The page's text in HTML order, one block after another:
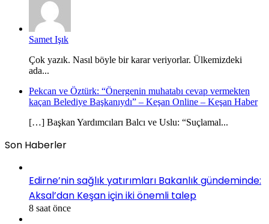
Samet Işık
Çok yazık. Nasıl böyle bir karar veriyorlar. Ülkemizdeki
ada...
Pekcan ve Öztürk: “Önergenin muhatabı cevap vermekten
kaçan Belediye Başkanıydı” – Keşan Online – Keşan Haber
[…] Başkan Yardımcıları Balcı ve Uslu: “Suçlamal...
Son Haberler
Edirne’nin sağlık yatırımları Bakanlık gündeminde:
Aksal’dan Keşan için iki önemli talep
8 saat önce